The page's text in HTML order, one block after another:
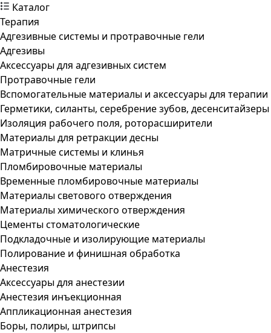
Каталог
Терапия
Адгезивные системы и протравочные гели
Адгезивы
Аксессуары для адгезивных систем
Протравочные гели
Вспомогательные материалы и аксессуары для терапии
Герметики, силанты, серебрение зубов, десенситайзеры
Изоляция рабочего поля, роторасширители
Материалы для ретракции десны
Матричные системы и клинья
Пломбировочные материалы
Временные пломбировочные материалы
Материалы светового отверждения
Материалы химического отверждения
Цементы стоматологические
Подкладочные и изолирующие материалы
Полирование и финишная обработка
Анестезия
Аксессуары для анестезии
Анестезия инъекционная
Аппликационная анестезия
Боры, полиры, штрипсы